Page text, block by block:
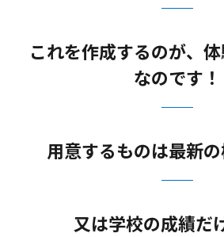
これを作成するのが、
なのです！
用意するものは最新の
又は学校の成績だ